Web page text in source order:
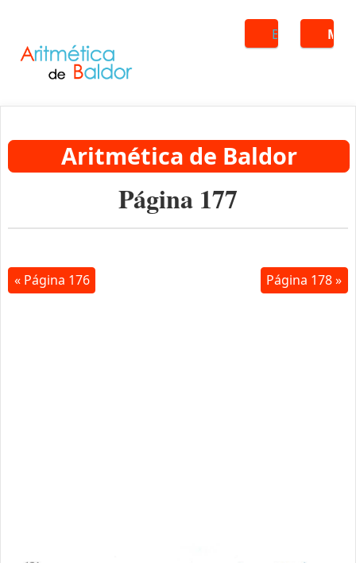
Buscar
Aritmética de Baldor
Página 177
« Página 176 Página 178 »